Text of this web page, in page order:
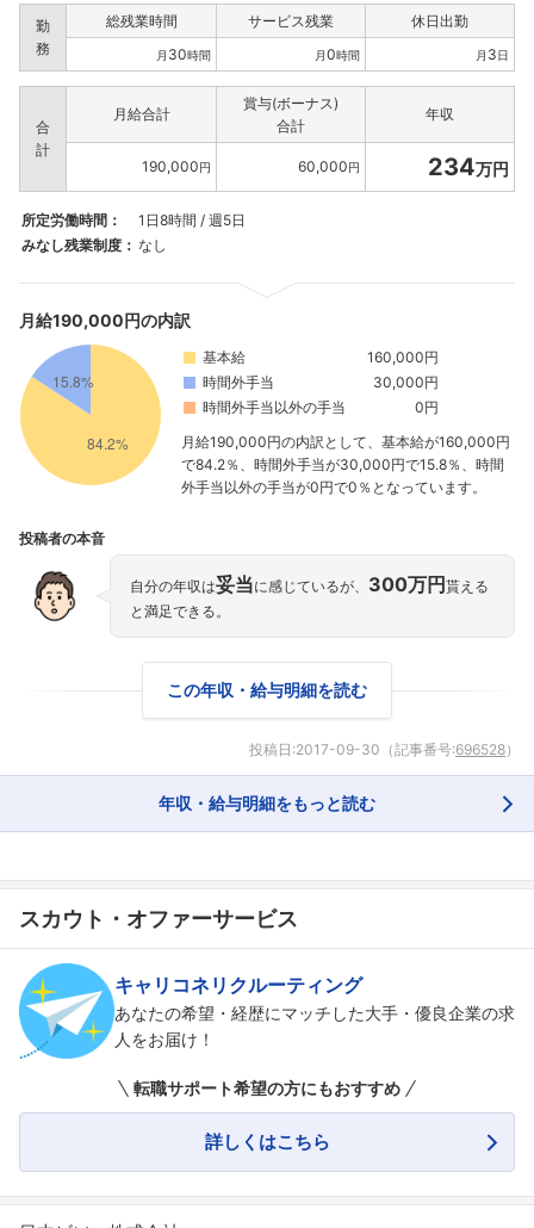
勤
務
総残業時間 サービス残業 休日出勤
月 30時間 月0時間 月 3日
合
計
月給合計
賞与(ボーナス)
合計
年収
190,000円 60,000円 234万円
所定労働時間：
1日8時間 / 週5日
みなし残業制度： なし
月給190,000円の内訳
基本給
160,000円
時間外手当
30,000円
時間外手当以外の手当
0円
月給190,000円の内訳として、基本給が160,000円
で84.2％、時間外手当が30,000円で15.8％、時間
外手当以外の手当が0円で0％となっています。
投稿者の本音
自分の年収は妥当に感じているが、 300万円 貰える
と満足できる。
この年収・給与明細を読む
投稿日:2017-09-30 （記事番号:696528）
年収・給与明細をもっと読む
スカウト・オファーサービス
キャリコネリクルーティング
あなたの希望・経歴にマッチした大手・優良企業の求
人をお届け！
転職サポート希望の方にもおすすめ
詳しくはこちら